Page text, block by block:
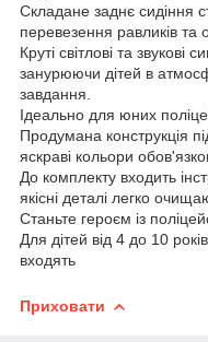
Складане заднє сидіння
перевезення равликів та
Круті світлові та звукові
занурюючи дітей в
завдання.
Ідеально для юних
Продумана конструкція
яскраві кольори
До комплекту входить
якісні деталі легко
Станьте героєм із
Для дітей від 4 до 10
входять
Приховати